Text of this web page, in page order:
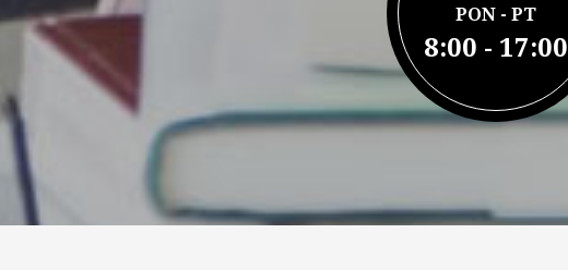
PON - PT
8:00 - 17:00